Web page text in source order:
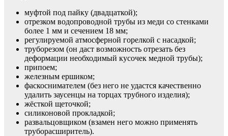
муфтой под пайку (двадцаткой);
отрезком водопроводной трубы из меди со стенками
более 1 мм и сечением 18 мм;
регулируемой атмосферной горелкой с насадкой;
труборезом (он даст возможность отрезать без
деформации необходимый кусочек медной трубы);
припоем;
железным ершиком;
фаскоснимателем (без него не удастся качественно
удалить заусенцы на торцах трубного изделия);
жёсткой щеточкой;
силиконовой прокладкой;
развальцовщиком (взамен него можно применять
труборасширитель).